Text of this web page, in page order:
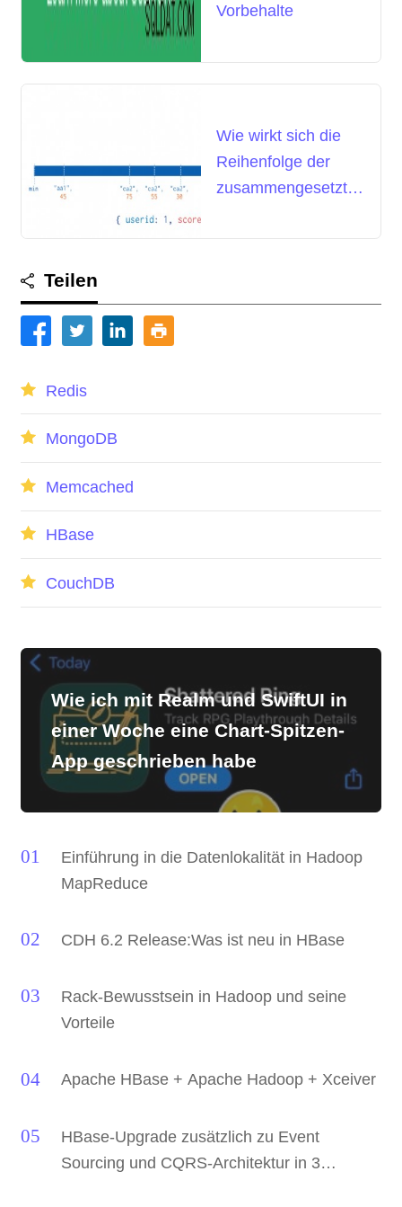
Vorbehalte
Wie wirkt sich die
Reihenfolge der
zusammengesetzten
auf die Leistung
Teilen
Redis
MongoDB
Memcached
HBase
CouchDB
Wie ich mit Realm und SwiftUI in
einer Woche eine Chart-Spitzen-
App geschrieben habe
Einführung in die Datenlokalität in Hadoop
MapReduce
CDH 6.2 Release:Was ist neu in HBase
Rack-Bewusstsein in Hadoop und seine
Vorteile
Apache HBase + Apache Hadoop + Xceiver
HBase-Upgrade zusätzlich zu Event
Sourcing und CQRS-Architektur in 3